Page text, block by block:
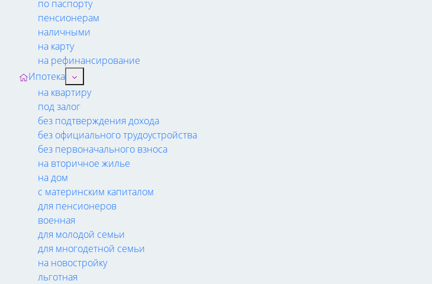
по паспорту
пенсионерам
наличными
на карту
на рефинансирование
Ипотека
на квартиру
под залог
без подтверждения дохода
без официального трудоустройства
без первоначального взноса
на вторичное жилье
на дом
с материнским капиталом
для пенсионеров
военная
для молодой семьи
для многодетной семьи
на новостройку
льготная